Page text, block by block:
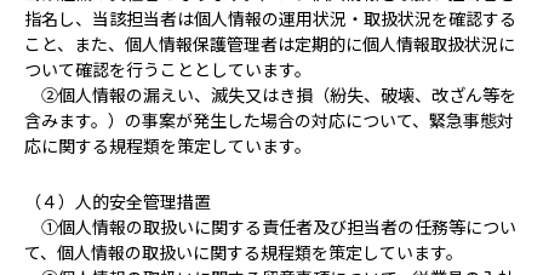
指名し、当該担当者は個人情報の運用状況・取扱状況を確認する
こと、また、個人情報保護管理者は定期的に個人情報取扱状況に
ついて確認を行うこととしています。
②個人情報の漏えい、滅失又はき損（紛失、破壊、改ざん等を
含みます。）の事案が発生した場合の対応について、緊急事態対
応に関する規程類を策定しています。
（４）人的安全管理措置
①個人情報の取扱いに関する責任者及び担当者の任務等につい
て、個人情報の取扱いに関する規程類を策定しています。